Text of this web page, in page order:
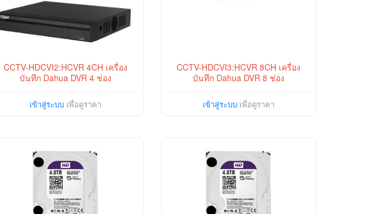
CCTV-HDCVI2:HCVR 4CH เครื่อง
บันทึก Dahua DVR 4 ช่อง
เข้าสู่ระบบเพื่อดูราคา
CCTV-HDCVI3:HCVR 8CH เครื่อง
บันทึก Dahua DVR 8 ช่อง
เข้าสู่ระบบ เพื่อดูราคา